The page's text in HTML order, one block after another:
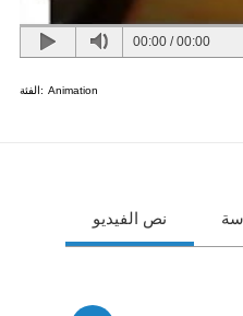
00:00 /00:00
الفئة: Animation
نص الفيديو